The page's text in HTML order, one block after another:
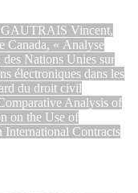
GAUTRAIS Vincent,
Canada, « Analyse
Nations Unies sur
électroniques dans les
du droit civil
Analysis of
on the Use of
Contracts